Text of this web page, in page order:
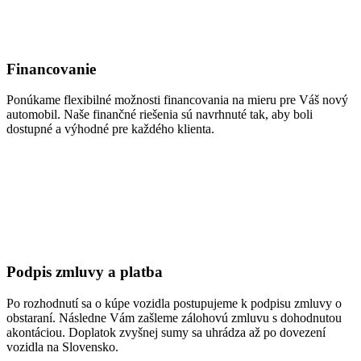
Financovanie
Ponúkame flexibilné možnosti financovania na mieru pre Váš nový
automobil. Naše finančné riešenia sú navrhnuté tak, aby boli
dostupné a výhodné pre každého klienta.
Podpis zmluvy a platba
Po rozhodnutí sa o kúpe vozidla postupujeme k podpisu zmluvy o
obstaraní. Následne Vám zašleme zálohovú zmluvu s dohodnutou
akontáciou. Doplatok zvyšnej sumy sa uhrádza až po dovezení
vozidla na Slovensko.